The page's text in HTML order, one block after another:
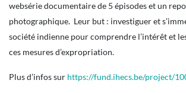
websérie documentaire de 5 épisodes et un
photographique. Leur but : investiguer et
société indienne pour comprendre l’intérêt et
ces mesures d’expropriation.
Plus d’infos sur https://fund.ihecs.be/project/